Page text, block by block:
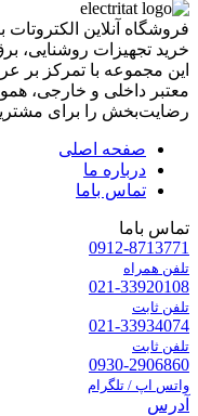
فروشگاه آنلاین
خرید تجهیزات روشنایی،
این مجموعه با تمرکز بر
معتبر داخلی و خارجی،
رضایت‌بخش را برای
صفحه اصلی
درباره ما
تماس باما
تماس باما
0912-8713771
تلفن همراه
021-33920108
تلفن ثابت
021-33934074
تلفن ثابت
0930-2906860
واتس اپ / تلگرام
آدرس